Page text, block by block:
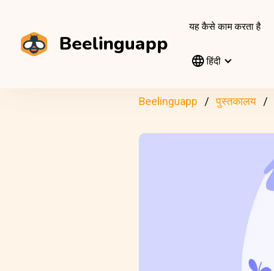
Beelinguapp
यह कैसे काम करता है
हिंदी
Beelinguapp पुस्तकालय